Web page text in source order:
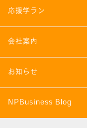
応援学ラン
会社案内
お知らせ
NPBusiness Blog